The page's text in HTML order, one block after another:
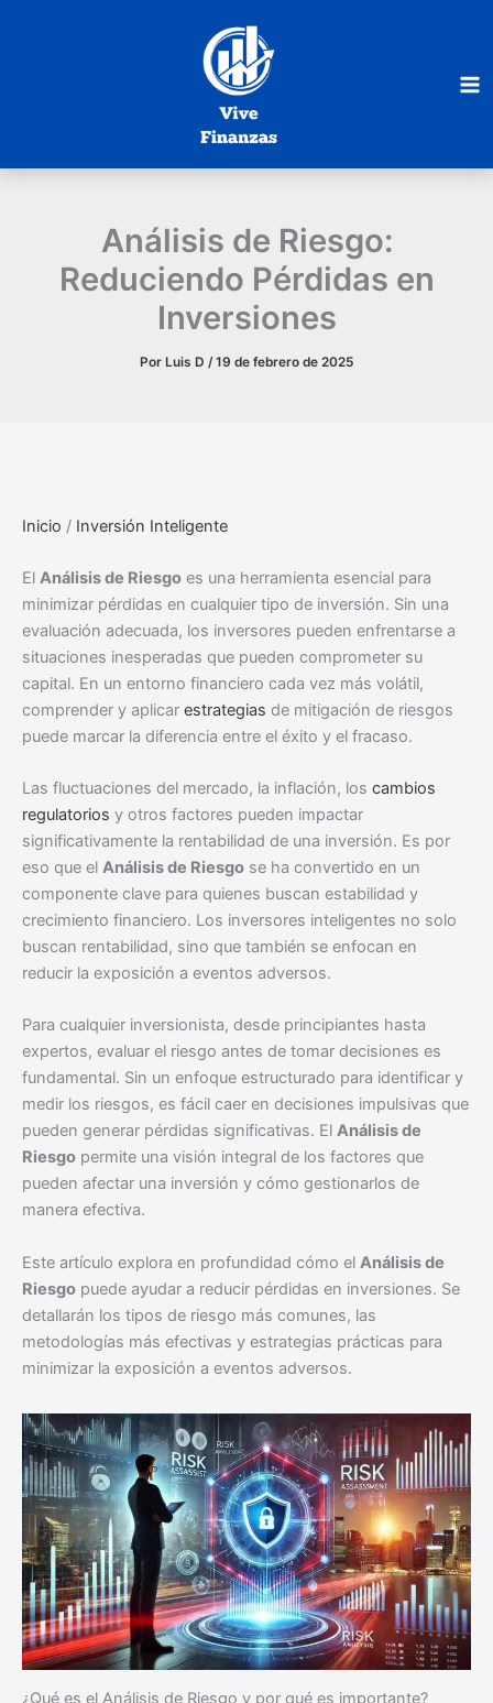
Análisis de Riesgo:
Reduciendo Pérdidas en
Inversiones
Por Luis D /19 de febrero de 2025
Inicio / Inversión Inteligente
El Análisis de Riesgo es una herramienta esencial para
minimizar pérdidas en cualquier tipo de inversión. Sin una
evaluación adecuada, los inversores pueden enfrentarse a
situaciones inesperadas que pueden comprometer su
capital. En un entorno financiero cada vez más volátil,
comprender y aplicar estrategias de mitigación de riesgos
puede marcar la diferencia entre el éxito y el fracaso.
Las fluctuaciones del mercado, la inflación, los cambios
regulatorios y otros factores pueden impactar
significativamente la rentabilidad de una inversión. Es por
eso que el Análisis de Riesgo se ha convertido en un
componente clave para quienes buscan estabilidad y
crecimiento financiero. Los inversores inteligentes no solo
buscan rentabilidad, sino que también se enfocan en
reducir la exposición a eventos adversos.
Para cualquier inversionista, desde principiantes hasta
expertos, evaluar el riesgo antes de tomar decisiones es
fundamental. Sin un enfoque estructurado para identificar y
medir los riesgos, es fácil caer en decisiones impulsivas que
pueden generar pérdidas significativas. El Análisis de
Riesgo permite una visión integral de los factores que
pueden afectar una inversión y cómo gestionarlos de
manera efectiva.
Este artículo explora en profundidad cómo el Análisis de
Riesgo puede ayudar a reducir pérdidas en inversiones. Se
detallarán los tipos de riesgo más comunes, las
metodologías más efectivas y estrategias prácticas para
minimizar la exposición a eventos adversos.
¿Qué es el Análisis de Riesgo y por qué es importante?